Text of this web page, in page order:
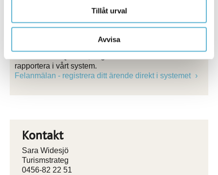
Tillåt urval
Avvisa
Felanmälan
rapportera i vårt system.
Felanmälan - registrera ditt ärende direkt i systemet
Kontakt
Sara Widesjö
Turismstrateg
0456-82 22 51